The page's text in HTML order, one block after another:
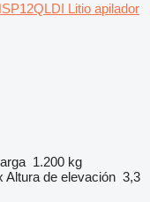
Litio apilador
1.200 kg
Altura de elevación 3,3